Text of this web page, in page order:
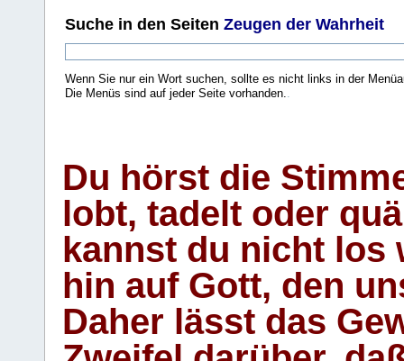
Suche in den Seiten Zeugen der Wahrheit
Wenn Sie nur ein Wort suchen, sollte es nicht links in der
Die Menüs sind auf jeder Seite vorhanden.
Du hörst die
lobt, tadelt oder
kannst du nicht los
hin auf Gott, den
Daher lässt das